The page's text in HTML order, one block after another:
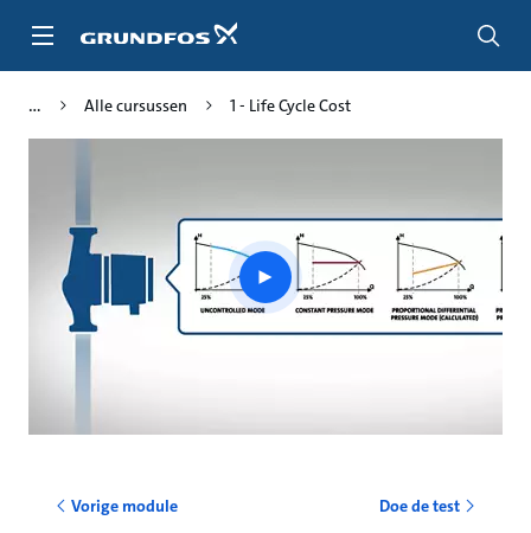
naar
Alle cursussen 1 - Life Cycle Cost
Play
video
Vorige module Doe de test